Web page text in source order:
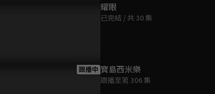
耀眼
已完結 / 共 30 集
跟播中 寶島西米樂
跟播至第 306 集